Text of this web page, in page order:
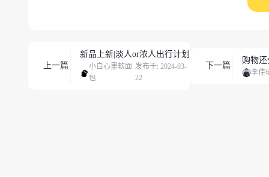
上一篇
新品上新|淡人or浓人出行计划
小白心里软面
包
发布于: 2024-03-
22
下一篇
购物
李佳